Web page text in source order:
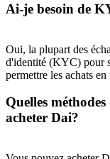
Deposit
Share 500000
Ai-je besoin de
Oui, la plupart des
d'identité (KYC) pour
permettre les achats
Quelles
acheter Dai?